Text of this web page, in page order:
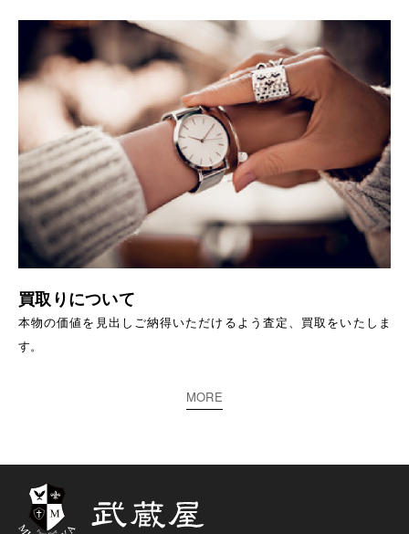
買取りについて
本物の価値を見出しご納得いただけるよう査定、買取をいたしま
す。
MORE